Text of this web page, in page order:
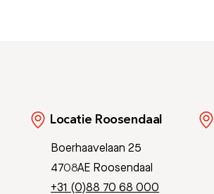
Locatie Roosendaal
Boerhaavelaan 25
4708AE Roosendaal
+31 (0)88 70 68 000